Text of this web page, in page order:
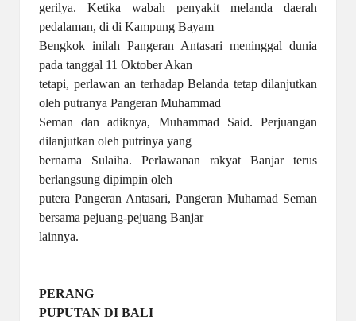
gerilya. Ketika wabah penyakit melanda daerah
pedalaman, di di Kampung Bayam
Bengkok inilah Pangeran Antasari meninggal dunia
pada tanggal 11 Oktober Akan
tetapi, perlawan an terhadap Belanda tetap dilanjutkan
oleh putranya Pangeran Muhammad
Seman dan adiknya, Muhammad Said. Perjuangan
dilanjutkan oleh putrinya yang
bernama Sulaiha. Perlawanan rakyat Banjar terus
berlangsung dipimpin oleh
putera Pangeran Antasari, Pangeran Muhamad Seman
bersama pejuang-pejuang Banjar
lainnya.
PERANG
PUPUTAN DI BALI